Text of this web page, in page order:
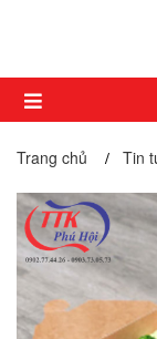
Trang chủ / Tin